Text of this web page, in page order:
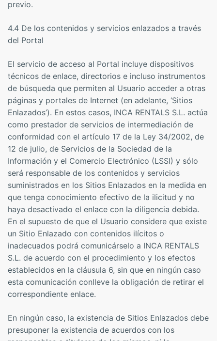
previo.
4.4 De los contenidos y servicios enlazados a través
del Portal
El servicio de acceso al Portal incluye dispositivos
técnicos de enlace, directorios e incluso instrumentos
de búsqueda que permiten al Usuario acceder a otras
páginas y portales de Internet (en adelante, ‘Sitios
Enlazados’). En estos casos, INCA RENTALS S.L. actúa
como prestador de servicios de intermediación de
conformidad con el artículo 17 de la Ley 34/2002, de
12 de julio, de Servicios de la Sociedad de la
Información y el Comercio Electrónico (LSSI) y sólo
será responsable de los contenidos y servicios
suministrados en los Sitios Enlazados en la medida en
que tenga conocimiento efectivo de la ilicitud y no
haya desactivado el enlace con la diligencia debida.
En el supuesto de que el Usuario considere que existe
un Sitio Enlazado con contenidos ilícitos o
inadecuados podrá comunicárselo a INCA RENTALS
S.L. de acuerdo con el procedimiento y los efectos
establecidos en la cláusula 6, sin que en ningún caso
esta comunicación conlleve la obligación de retirar el
correspondiente enlace.
En ningún caso, la existencia de Sitios Enlazados debe
presuponer la existencia de acuerdos con los